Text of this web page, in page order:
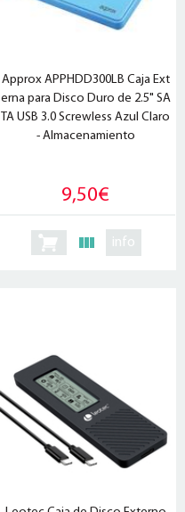
Approx APPHDD300LB Caja Ext
erna para Disco Duro de 2.5" SA
TA USB 3.0 Screwless Azul Claro
- Almacenamiento
9,50€
info